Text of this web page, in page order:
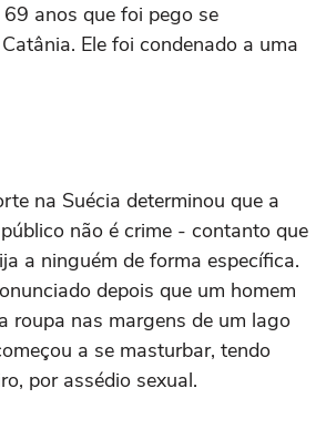
anos que foi pego se
Ele foi condenado a uma
na Suécia determinou que a
não é crime - contanto que
a ninguém de forma específica.
depois que um homem
roupa nas margens de um lago
a se masturbar, tendo
por assédio sexual.